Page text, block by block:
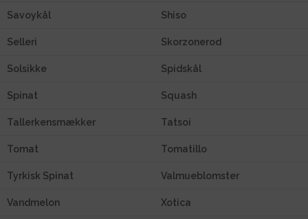
Savoykål Shiso
Selleri Skorzonerod
Solsikke Spidskål
Spinat Squash
Tallerkensmækker Tatsoi
Tomat Tomatillo
Tyrkisk Spinat Valmueblomster
Vandmelon Xotica